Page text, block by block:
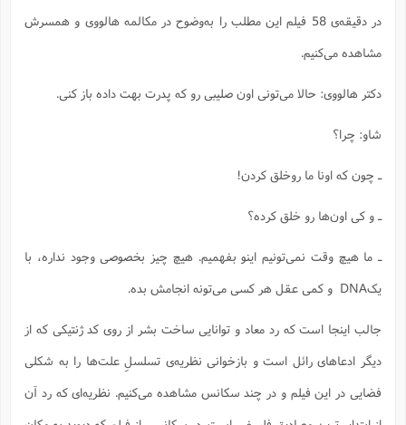
در دقیقه‌ی 58 فیلم این مطلب را به‌وضوح در مکالمه هالووی و همسرش
مشاهده می‌کنیم.
دکتر هالووی: حالا می‌تونی اون صلیبی رو که پدرت بهت داده باز کنی.
شاو: چرا؟
ـ چون که اونا ما روخلق کردن!
ـ و کی اون‌ها رو خلق کرده؟
ـ ما هیچ وقت نمی‌تونیم اینو بفهمیم. هیچ چیز بخصوصی وجود نداره، با
یکDNA و کمی عقل هر کسی می‌تونه انجامش بده.
جالب اینجا است که رد معاد و توانایی ساخت بشر از روی کد ژنتیکی که از
دیگر ادعاهای رائل است و بازخوانی نظریه‌ی تسلسلِ علت‌ها را به شکلی
فضایی در این فیلم و در چند سکانس مشاهده می‌کنیم. نظریه‌ای که رد آن